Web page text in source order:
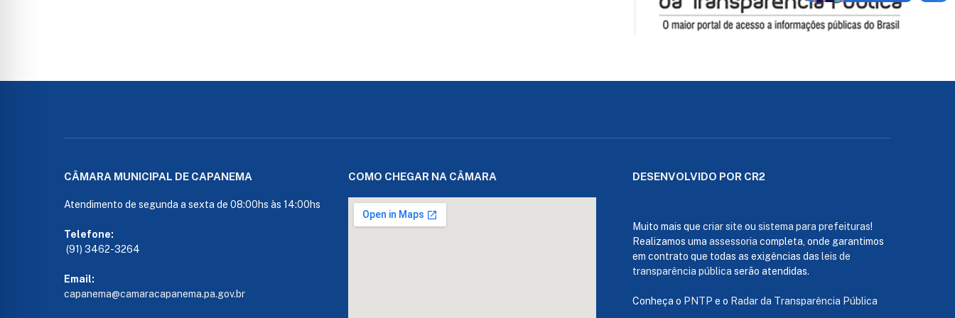
CÂMARA MUNICIPAL DE CAPANEMA
Atendimento de segunda a sexta de 08:00hs às 14:00hs
Telefone:
(91) 3462-3264
Email:
capanema@camaracapanema.pa.gov.br
COMO CHEGAR NA CÂMARA DESENVOLVIDO POR CR2
Muito mais que criar site ou sistema para prefeituras!
Realizamos uma assessoria completa, onde garantimos
em contrato que todas as exigências das leis de
transparência pública serão atendidas.
Conheça o PNTP e o Radar da Transparência Pública